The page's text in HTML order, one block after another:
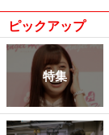
ピックアップ
特集